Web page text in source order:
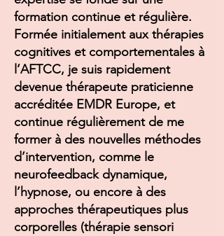
formation continue et régulière.
Formée initialement aux thérapies
cognitives et comportementales à
l’AFTCC, je suis rapidement
devenue thérapeute praticienne
accréditée EMDR Europe, et
continue régulièrement de me
former à des nouvelles méthodes
d’intervention, comme le
neurofeedback dynamique,
l’hypnose, ou encore à des
approches thérapeutiques plus
corporelles (thérapie sensori